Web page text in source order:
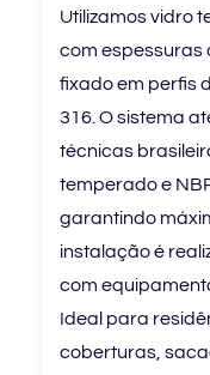
Utilizamos vidro
com espessuras
fixado em perfis
316. O sistema
técnicas
temperado e
garantindo
instalação é
com
Ideal para
coberturas,